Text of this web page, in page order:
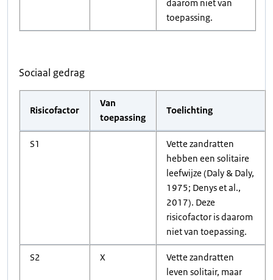
daarom niet van
toepassing.
Sociaal gedrag
Risicofactor
Van
toepassing
Toelichting
S1
Vette zandratten
hebben een solitaire
leefwijze (Daly & Daly,
1975; Denys et al.,
2017). Deze
risicofactor is daarom
niet van toepassing.
S2 X
Vette zandratten
leven solitair, maar